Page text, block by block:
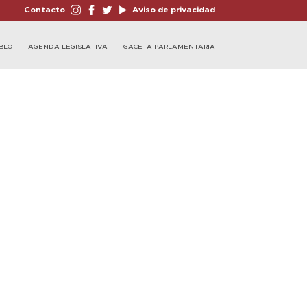
Contacto Aviso de privacidad
AGENDA LEGISLATIVA GACETA PARLAMENTARIA